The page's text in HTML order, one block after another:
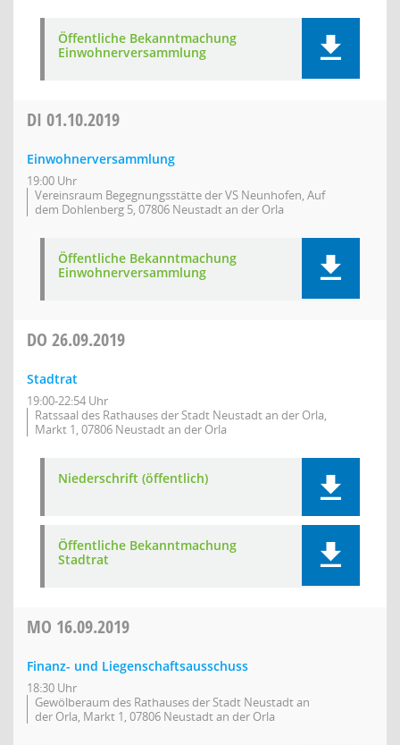
Öffentliche Bekanntmachung
Einwohnerversammlung
DI 01.10.2019
Einwohnerversammlung
19:00 Uhr
Vereinsraum Begegnungsstätte der VS Neunhofen, Auf
dem Dohlenberg 5, 07806 Neustadt an der Orla
Öffentliche Bekanntmachung
Einwohnerversammlung
DO 26.09.2019
Stadtrat
19:00-22:54 Uhr
Ratssaal des Rathauses der Stadt Neustadt an der Orla,
Markt 1, 07806 Neustadt an der Orla
Niederschrift (öffentlich)
Öffentliche Bekanntmachung
Stadtrat
MO 16.09.2019
Finanz- und Liegenschaftsausschuss
18:30 Uhr
Gewölberaum des Rathauses der Stadt Neustadt an
der Orla, Markt 1, 07806 Neustadt an der Orla